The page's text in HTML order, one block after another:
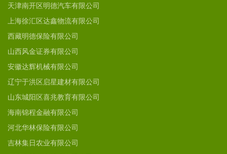
天津南开区明德汽车有限公司
上海徐汇区达鑫物流有限公司
西藏明德保险有限公司
山西风金证券有限公司
安徽达辉机械有限公司
辽宁于洪区启星建材有限公司
山东城阳区喜兆教育有限公司
海南锦程金融有限公司
河北华林保险有限公司
吉林集日农业有限公司